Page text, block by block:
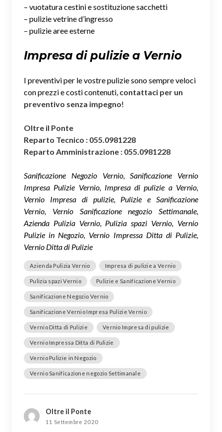
– vuotatura cestini e sostituzione sacchetti
– pulizie vetrine d’ingresso
– pulizie aree esterne
Impresa di pulizie a Vernio
I preventivi per le vostre pulizie sono sempre veloci
con prezzi e costi contenuti, contattaci per un
preventivo senza impegno!
Oltre il Ponte
Reparto Tecnico : 055.0981228
Reparto Amministrazione : 055.0981228
Sanificazione Negozio Vernio, Sanificazione Vernio
Impresa Pulizie Vernio, Impresa di pulizie a Vernio,
Vernio Impresa di pulizie, Pulizie e Sanificazione
Vernio, Vernio Sanificazione negozio Settimanale,
Azienda Pulizia Vernio, Pulizia spazi Vernio, Vernio
Pulizie in Negozio, Vernio Impressa Ditta di Pulizie,
Vernio Ditta di Pulizie
Azienda Pulizia Vernio Impresa di pulizie a Vernio
Pulizia spazi Vernio Pulizie e Sanificazione Vernio
Sanificazione Negozio Vernio
Sanificazione Vernio Impresa Pulizie Vernio
Vernio Ditta di Pulizie Vernio Impresa di pulizie
Vernio Impressa Ditta di Pulizie
Vernio Pulizie in Negozio
Vernio Sanificazione negozio Settimanale
Oltre il Ponte
11 Settembre 2020